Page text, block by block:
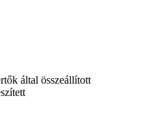
által összeállított